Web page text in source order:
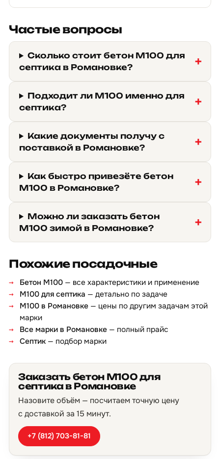
Частые вопросы
Сколько стоит бетон М100 для
септика в Романовке?
Подходит ли М100 именно для
септика?
Какие документы получу с
поставкой в Романовке?
Как быстро привезёте бетон
М100 в Романовке?
Можно ли заказать бетон
М100 зимой в Романовке?
Похожие посадочные
Бетон М100 — все характеристики и применение
М100 для септика — детально по задаче
М100 в Романовке — цены по другим задачам этой
марки
Все марки в Романовке — полный прайс
Септик — подбор марки
Заказать бетон М100 для
септика в Романовке
Назовите объём — посчитаем точную цену
с доставкой за 15 минут.
+7 (812) 703-81-81